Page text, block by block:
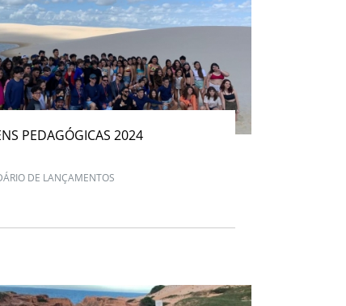
PEDAGÓGICAS 2024
DE LANÇAMENTOS